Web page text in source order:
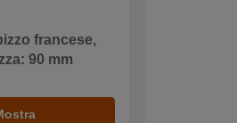
francese,
90 mm